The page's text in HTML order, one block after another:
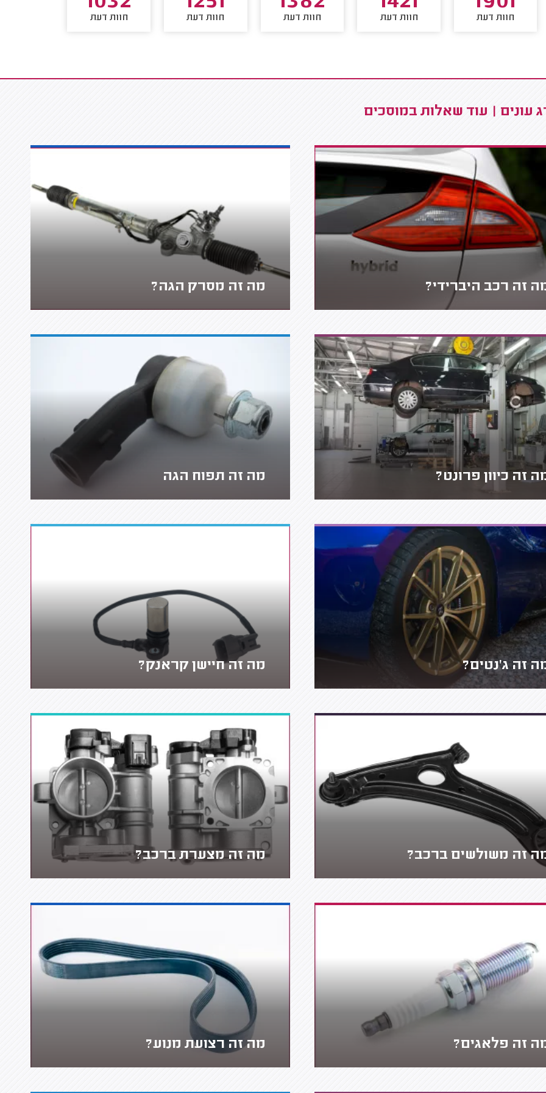
חוות דעת חוות דעת חוות דעת חוות דעת חוות דעת
עונים | עוד שאלות במוסכים
זה רכב היברידי? מה זה מסרק הגה?
זה כיוון פרונט? מה זה תפוח הגה
זה ג'נטים? מה זה חיישן קראנק?
זה משולשים ברכב? מה זה מצערת ברכב?
זה פלאגים? מה זה רצועת מנוע?